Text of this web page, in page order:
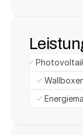
Photovoltaik